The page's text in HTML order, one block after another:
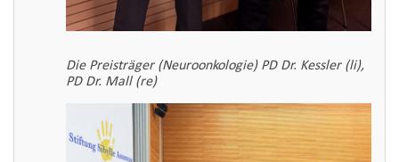
Die Preisträger (Neuroonkologie) PD Dr. Kessler (li),
PD Dr. Mall (re)